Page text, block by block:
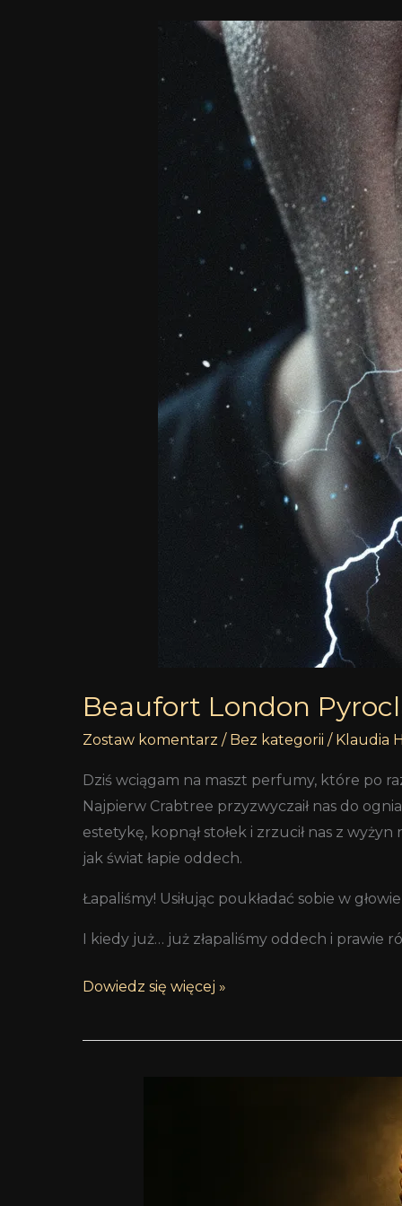
Beaufort London
Zostaw komentarz / Bez kategorii / Klaudia
Dziś wciągam na maszt perfumy, które po
Najpierw Crabtree przyzwyczaił nas do
estetykę, kopnął stołek i zrzucił nas z
jak świat łapie oddech.
Łapaliśmy! Usiłując poukładać sobie w
I kiedy już… już złapaliśmy oddech i prawie
Dowiedz się więcej »